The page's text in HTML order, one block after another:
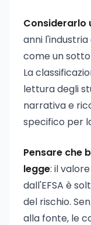
Considerarlo
anni
come un
La
lettura degli
narrativa e
specifico per
Pensare che
legge: il
dall'EFSA è
del rischio.
alla fonte, le